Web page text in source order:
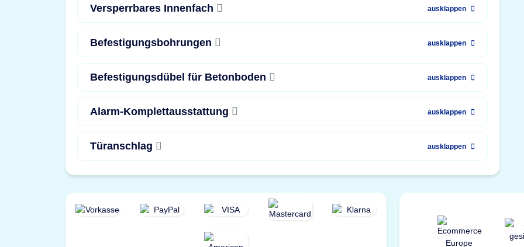
Versperrbares Innenfach ausklappen
Befestigungsbohrungen ausklappen
Befestigungsdübel für Betonboden ausklappen
Alarm-Komplettausstattung ausklappen
Türanschlag ausklappen